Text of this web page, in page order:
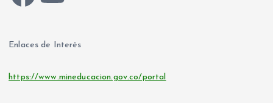
Enlaces de Interés
https://www.mineducacion.gov.co/portal